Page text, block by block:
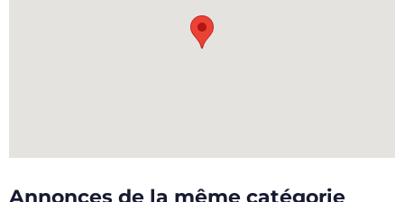
Annonces de la même catégorie